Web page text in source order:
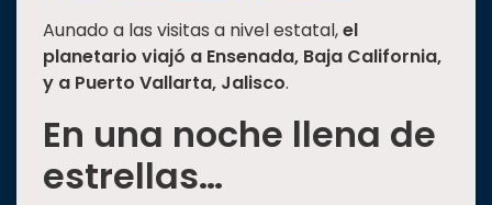
Aunado a las visitas a nivel estatal,el
planetario viajó a Ensenada, Baja California,
y a Puerto Vallarta, Jalisco.
En una noche llena de
estrellas…